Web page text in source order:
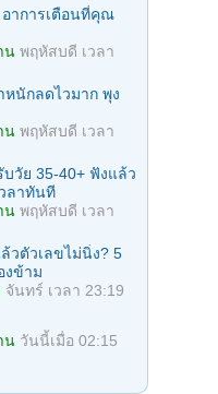
าการเตือนที่คุณ
น พฤหัสบดี เวลา
นักลดไวมาก พุง
น พฤหัสบดี เวลา
วัย 35-40+ ฟังแล้ว
ลาทันที
น พฤหัสบดี เวลา
วตัวเลขไม่นิ่ง? 5
งข้าม
จันทร์ เวลา 23:19
น วันนี้เมื่อ 02:15